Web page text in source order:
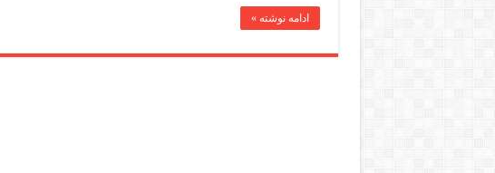
ادامه نوشته »